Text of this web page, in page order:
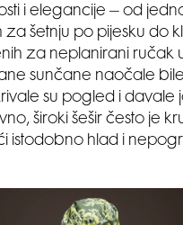
i elegancije – od
za šetnju po pijesku do
za neplanirani ručak
sunčane naočale
su pogled i davale
široki šešir često je
istodobno hlad i